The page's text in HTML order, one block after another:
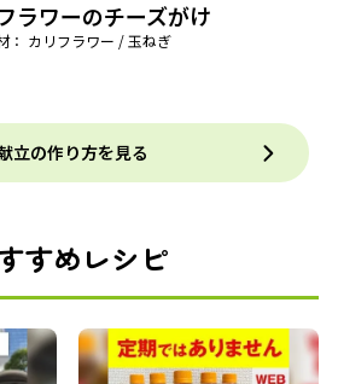
ラワーのチーズがけ
： カリフラワー / 玉ねぎ
立の作り方を見る
すめレシピ